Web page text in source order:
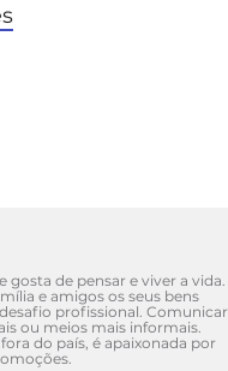
gosta de pensar e viver a vida.
e amigos os seus bens
profissional. Comunicar
ou meios mais informais.
do país, é apaixonada por